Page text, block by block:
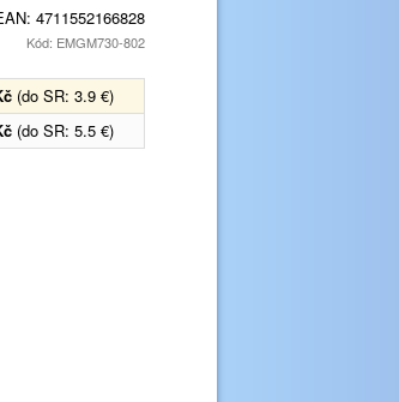
4711552166828
Kód: EMGM730-802
(do SR: 3.9 €)
(do SR: 5.5 €)